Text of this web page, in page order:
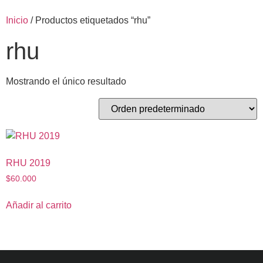
Inicio / Productos etiquetados “rhu”
rhu
Mostrando el único resultado
RHU 2019
$60.000
Añadir al carrito